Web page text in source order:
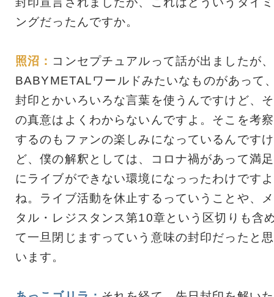
ングだったんですか。
照沼： コンセプチュアルって話が出ましたが、
BABYMETALワールドみたいなものがあって
封印とかいろいろな言葉を使うんですけど、そ
の真意はよくわからないんですよ。そこを考察
するのもファンの楽しみになっているんですけ
ど、僕の解釈としては、コロナ禍があって満足
にライブができない環境になっったわけですよ
ね。ライブ活動を休止するっていうことや、メ
タル・レジスタンス第10章という区切りも含
て一旦閉じますっていう意味の封印だったと思
います。